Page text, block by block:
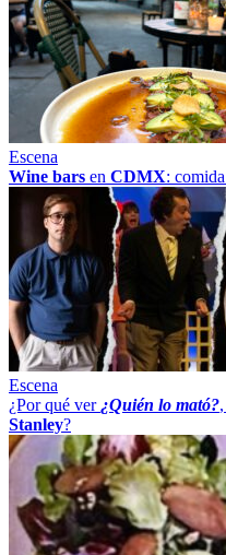
Escena
Wine bars en CDMX:
Escena
¿Por qué ver ¿Quién lo mató?
Stanley?